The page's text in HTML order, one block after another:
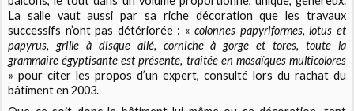
La salle vaut aussi par sa riche décoration que les travaux
successifs n’ont pas détériorée : «colonnes papyriformes, lotus et
papyrus, grille à disque ailé, corniche à gorge et tores, toute la
grammaire égyptisante est présente, traitée en mosaïques multicolores
» pour citer les propos d’un expert, consulté lors du rachat du
bâtiment en 2003.